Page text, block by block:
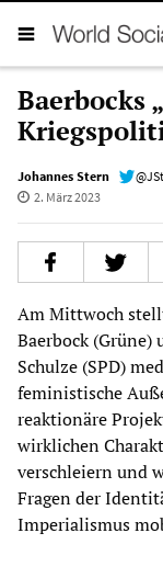
Baerbocks
Johannes Stern
2. März 2023
Am Mittwoch
Baerbock
Schulze (SPD)
feministische
reaktionäre
wirklichen
verschleiern und
Fragen der
Imperialismus